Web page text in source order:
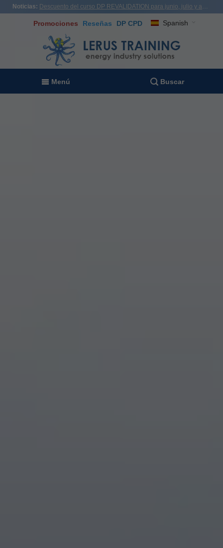
Noticias: Descuento del curso DP REVALIDATION para junio, julio y agosto - USD1,000! Vietnam, Turquía, Malasia
Promociones Reseñas DP CPD Spanish
Menú Buscar